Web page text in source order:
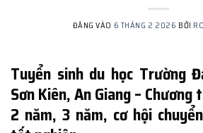
ĐĂNG VÀO 6 THÁNG 2 2026 BỞI
Tuyển sinh du học Trường
Sơn Kiên, An Giang – Chương
2 năm, 3 năm, cơ hội